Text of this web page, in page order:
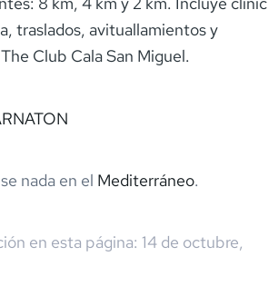
traslados, avituallamientos y
Club Cala San Miguel.
nada en el Mediterráneo.
en esta página: 14 de octubre,